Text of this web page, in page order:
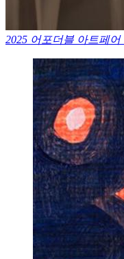
2025 어포더블 아트페